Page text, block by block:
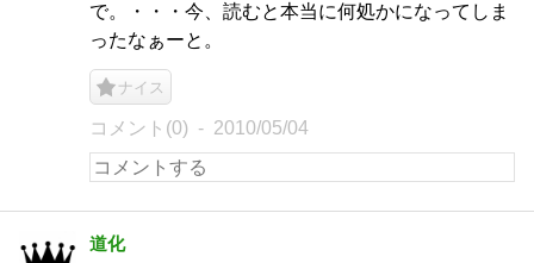
で。・・・今、読むと本当に何処かになってしま
ったなぁーと。
ナイス
コメント(0) 2010/05/04
道化